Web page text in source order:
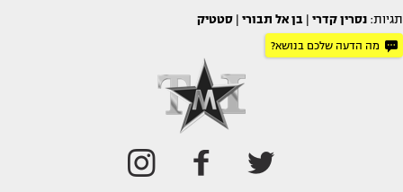
תגיות: נסרין קדרי בן אל תבורי סטטיק
מה הדעה שלכם בנושא?